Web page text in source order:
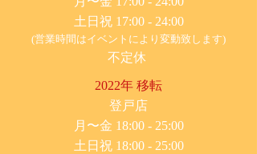
土日祝 17:00 - 24:00
(営業時間はイベントにより変動致します)
不定休
2022年 移転
​登戸店
月〜金 18:00 - 25:00
土日祝 18:00 - 25:00